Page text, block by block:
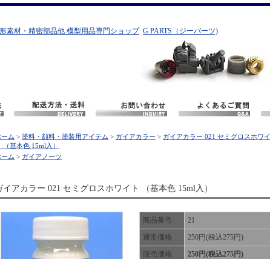
素材・精密部品他 模型用品専門ショップ G PARTS（ジーパーツ)
ーム > 塗料・顔料・塗装用アイテム > ガイアカラー > ガイアカラー 021 セミグロスホワイ
（基本色 15ml入）
ーム > ガイアノーツ
イアカラー 021 セミグロスホワイト （基本色 15ml入）
商品番号
21
通常価格
250円(税込275円)
販売価格
250円(税込275円)